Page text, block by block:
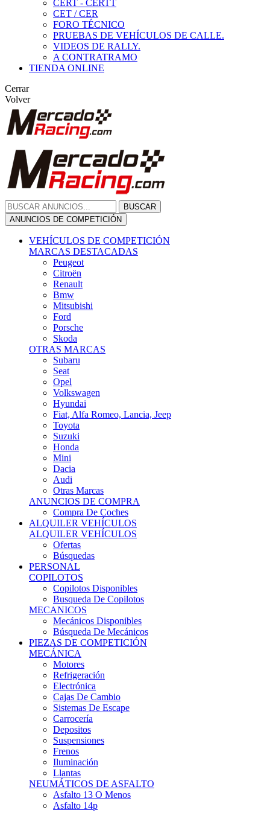
CERT - CERTT
CET / CER
FORO TÉCNICO
PRUEBAS DE VEHÍCULOS DE CALLE.
VIDEOS DE RALLY.
A CONTRATRAMO
TIENDA ONLINE
Cerrar
Volver
BUSCAR
ANUNCIOS DE COMPETICIÓN
VEHÍCULOS DE COMPETICIÓN
MARCAS DESTACADAS
Peugeot
Citroën
Renault
Bmw
Mitsubishi
Ford
Porsche
Skoda
OTRAS MARCAS
Subaru
Seat
Opel
Volkswagen
Hyundai
Fiat, Alfa Romeo, Lancia, Jeep
Toyota
Suzuki
Honda
Mini
Dacia
Audi
Otras Marcas
ANUNCIOS DE COMPRA
Compra De Coches
ALQUILER VEHÍCULOS
ALQUILER VEHÍCULOS
Ofertas
Búsquedas
PERSONAL
COPILOTOS
Copilotos Disponibles
Busqueda De Copilotos
MECANICOS
Mecánicos Disponibles
Búsqueda De Mecánicos
PIEZAS DE COMPETICIÓN
MECÁNICA
Motores
Refrigeración
Electrónica
Cajas De Cambio
Sistemas De Escape
Carrocería
Depositos
Suspensiones
Frenos
Iluminación
Llantas
NEUMÁTICOS DE ASFALTO
Asfalto 13 O Menos
Asfalto 14p